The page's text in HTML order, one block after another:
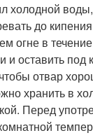
холодной
до
огне в
и оставить под
отвар
хранить в
Перед